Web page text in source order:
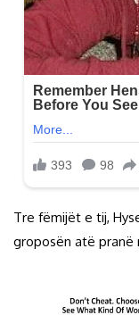
Tre fëmijët e tij,
groposën atë pranë